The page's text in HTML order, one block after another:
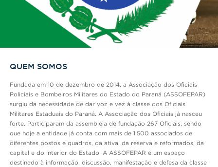
QUEM SOMOS
Fundada em 10 de dezembro de 2014, a Associação dos Oficiais
Policiais e Bombeiros Militares do Estado do Paraná (ASSOFEPAR)
surgiu da necessidade de dar voz e vez à classe dos Oficiais
Militares Estaduais do Paraná. A Associação dos Oficiais já nasceu
forte. Participaram da assembleia de fundação 267 Oficiais, sendo
que hoje a entidade já conta com mais de 1.500 associados de
diferentes postos e quadros, da ativa, da reserva e reformados, da
capital e do interior do Estado. A ASSOFEPAR é um espaço
destinado à informação, discussão, manifestação e defesa da classe